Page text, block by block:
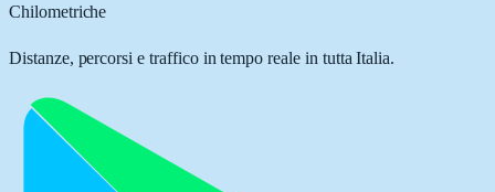
Chilometriche
Distanze, percorsi e traffico in tempo reale in tutta Italia.